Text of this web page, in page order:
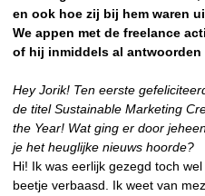
en ook hoe zij bij hem waren
We appen met de freelance
of hij inmiddels al antwoorden
Hey Jorik! Ten eerste
de titel Sustainable Marketing
the Year! Wat ging er door
je het heuglijke nieuws hoorde?
Hi! Ik was eerlijk gezegd toch wel
beetje verbaasd. Ik weet van